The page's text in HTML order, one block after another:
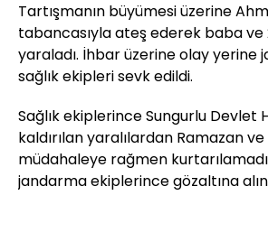
Tartışmanın büyümesi üzerine
tabancasıyla ateş ederek baba ve
yaraladı. İhbar üzerine olay yerine
sağlık ekipleri sevk edildi.
Sağlık ekiplerince Sungurlu Devlet
kaldırılan yaralılardan Ramazan
müdahaleye rağmen
jandarma ekiplerince gözaltına